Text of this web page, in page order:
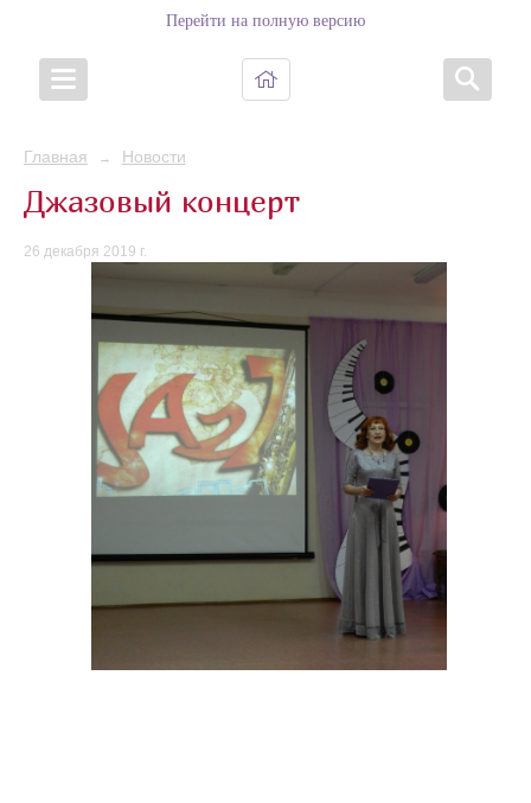
Перейти на полную версию
Главная → Новости
Джазовый концерт
26 декабря 2019 г.